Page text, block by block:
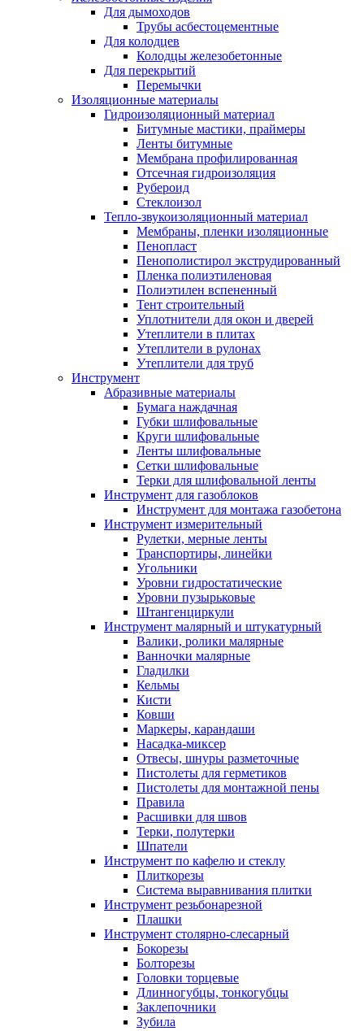
Для дымоходов
Трубы асбестоцементные
Для колодцев
Колодцы железобетонные
Для перекрытий
Перемычки
Изоляционные материалы
Гидроизоляционный материал
Битумные мастики, праймеры
Ленты битумные
Мембрана профилированная
Отсечная гидроизоляция
Рубероид
Стеклоизол
Тепло-звукоизоляционный материал
Мембраны, пленки изоляционные
Пенопласт
Пенополистирол экструдированный
Пленка полиэтиленовая
Полиэтилен вспененный
Тент строительный
Уплотнители для окон и дверей
Утеплители в плитах
Утеплители в рулонах
Утеплители для труб
Инструмент
Абразивные материалы
Бумага наждачная
Губки шлифовальные
Круги шлифовальные
Ленты шлифовальные
Сетки шлифовальные
Терки для шлифовальной ленты
Инструмент для газоблоков
Инструмент для монтажа газобетона
Инструмент измерительный
Рулетки, мерные ленты
Транспортиры, линейки
Угольники
Уровни гидростатические
Уровни пузырьковые
Штангенциркули
Инструмент малярный и штукатурный
Валики, ролики малярные
Ванночки малярные
Гладилки
Кельмы
Кисти
Ковши
Маркеры, карандаши
Насадка-миксер
Отвесы, шнуры разметочные
Пистолеты для герметиков
Пистолеты для монтажной пены
Правила
Расшивки для швов
Терки, полутерки
Шпатели
Инструмент по кафелю и стеклу
Плиткорезы
Система выравнивания плитки
Инструмент резьбонарезной
Плашки
Инструмент столярно-слесарный
Бокорезы
Болторезы
Головки торцевые
Длинногубцы, тонкогубцы
Заклепочники
Зубила